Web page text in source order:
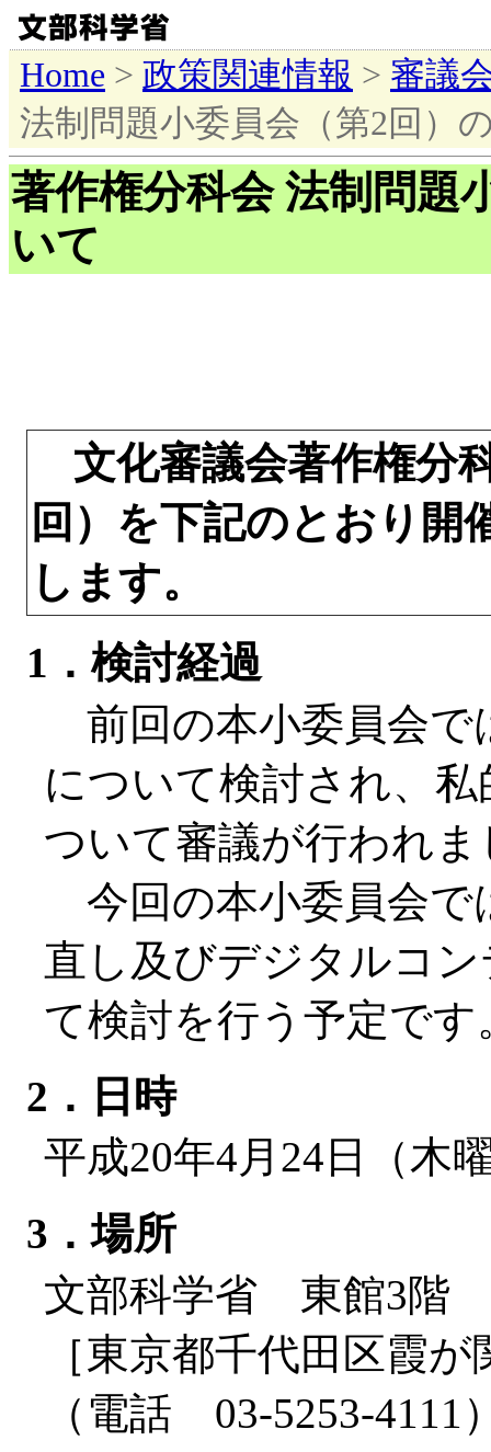
Home > 政策関連情報 > 審議
法制問題小委員会（第2回）
著作権分科会 法制問題
いて
文化審議会著作権分
回）を下記のとおり開
します。
1．検討経過
前回の本小委員会で
について検討され、
ついて審議が行われま
今回の本小委員会で
直し及びデジタルコ
て検討を行う予定です
2．日時
平成20年4月24日（木
3．場所
文部科学省 東館3階
［東京都千代田区霞が
（電話 03-5253-4111